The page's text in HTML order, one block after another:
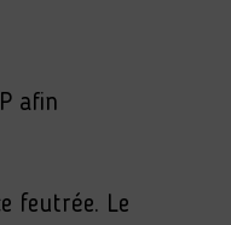
afin
feutrée. Le